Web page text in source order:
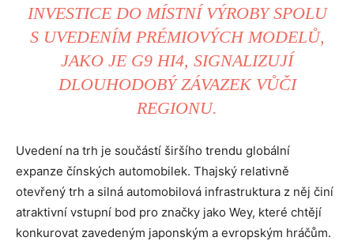
INVESTICE DO MÍSTNÍ VÝROBY SPOLU
S UVEDENÍM PRÉMIOVÝCH MODELŮ,
JAKO JE G9 HI4, SIGNALIZUJÍ
DLOUHODOBÝ ZÁVAZEK VŮČI
REGIONU.
Uvedení na trh je součástí širšího trendu globální
expanze čínských automobilek. Thajský relativně
otevřený trh a silná automobilová infrastruktura z něj činí
atraktivní vstupní bod pro značky jako Wey, které chtějí
konkurovat zavedeným japonským a evropským hráčům.